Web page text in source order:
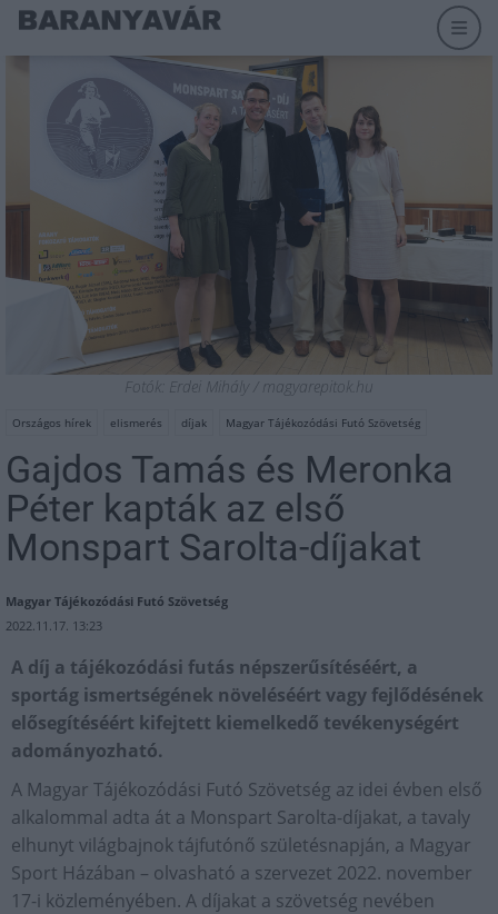
Fotók: Erdei Mihály / magyarepitok.hu
Országos hírek elismerés díjak Magyar Tájékozódási Futó Szövetség
Gajdos Tamás és Meronka
Péter kapták az első
Monspart Sarolta-díjakat
Magyar Tájékozódási Futó Szövetség
2022.11.17. 13:23
A díj a tájékozódási futás népszerűsítéséért, a
sportág ismertségének növeléséért vagy fejlődésének
elősegítéséért kifejtett kiemelkedő tevékenységért
adományozható.
A Magyar Tájékozódási Futó Szövetség az idei évben első
alkalommal adta át a Monspart Sarolta-díjakat, a tavaly
elhunyt világbajnok tájfutónő születésnapján, a Magyar
Sport Házában – olvasható a szervezet 2022. november
17-i közleményében. A díjakat a szövetség nevében